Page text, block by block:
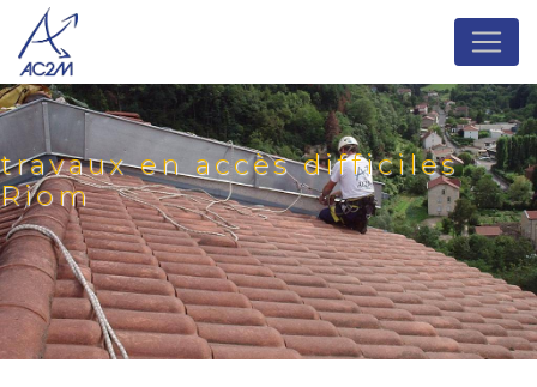
travaux en accès difficiles
Riom
Panneau de gestion des cookies